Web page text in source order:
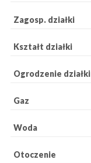
Zagosp. działki
Kształt działki
Ogrodzenie działki
Gaz
Woda
Otoczenie